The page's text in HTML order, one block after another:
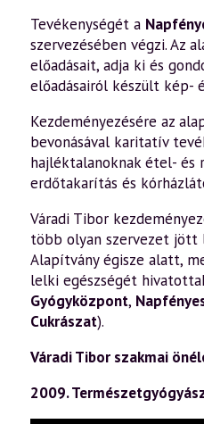
Tevékenységét a
szervezésében végzi. Az
előadásait, adja ki és
előadásairól készült kép-
Kezdeményezésére az
bevonásával karitatív
hajléktalanoknak étel- és
erdőtakarítás és
Váradi Tibor
több olyan szervezet jött
Alapítvány égisze alatt,
lelki egészségét
Gyógyközpont,
Cukrászat).
Váradi Tibor szakmai
2009.